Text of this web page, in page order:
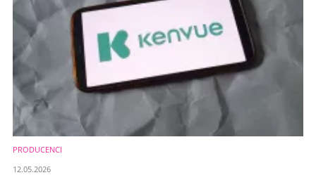
PRODUCENCI
12.05.2026